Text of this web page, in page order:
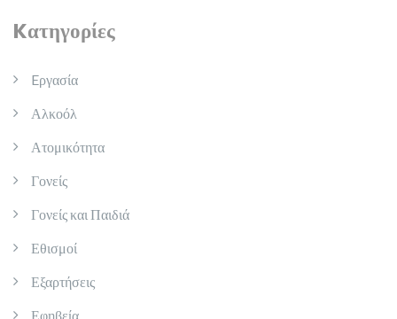
Kατηγορίες
Eργασία
Αλκοόλ
Ατομικότητα
Γονείς
Γονείς και Παιδιά
Εθισμοί
Εξαρτήσεις
Εφηβεία